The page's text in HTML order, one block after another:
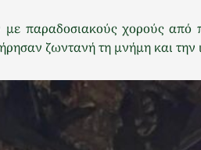
παραδοσιακούς χορούς από
ζωντανή τη μνήμη και